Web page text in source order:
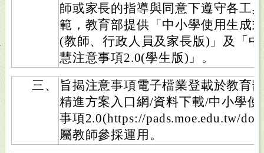
師或家長的指導與同意下遵守各工
範，教育部提供「中小學使用生成
(教師、行政人員及家長版)」及「
慧注意事項2.0(學生版)」。
三、
旨揭注意事項電子檔業登載於教育
精進方案入口網/資料下載/中小學
事項2.0(https://pads.moe.edu.tw/
屬教師參採運用。